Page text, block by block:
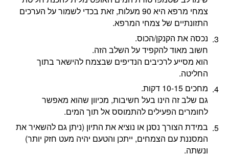
צמחי מרפא היא 90 מעלות, זאת בכדי לשמור על הערכים
התזונתיים של צמחי המרפא.
נכסה את הקנקן/הכוס.
חשוב מאוד להקפיד על השלב הזה.
הוא מסייע לרכיבים הנדיפים שבצמח להישאר בתוך
החליטה.
מחכים 10-15 דקות.
גם שלב זה הינו בעל חשיבות, מכיוון שהוא מאפשר
לחומרים הפעילים להתמוסס אל תוך המים.
במידת הצורך נסנן או נוציא את התיון (ניתן גם להשאיר את
המסננת עם הצמחים, ייתכן והטעם יהיה מעט חזק יותר)
ונשתה.